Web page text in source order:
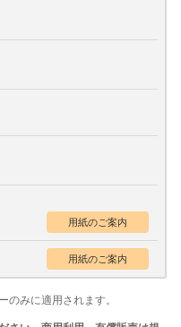
のみに適用されます。